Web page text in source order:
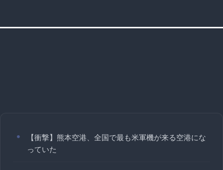
【衝撃】熊本空港、全国で最も米軍機が来る空港にな
っていた